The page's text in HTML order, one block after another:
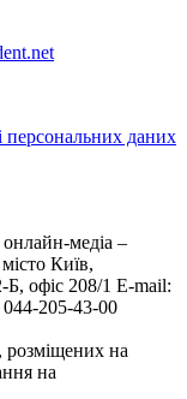
персональних даних
медіа –
Київ,
офіс 208/1 E-mail:
205-43-00
розміщених на
на